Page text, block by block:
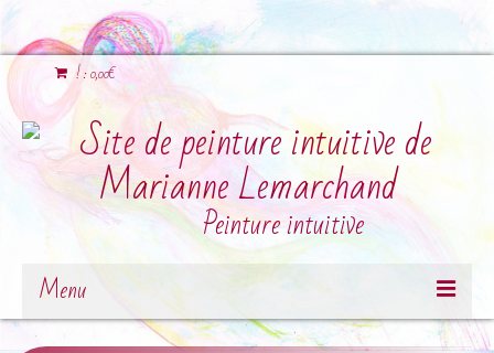
!:0,00€
Peinture intuitive
Menu